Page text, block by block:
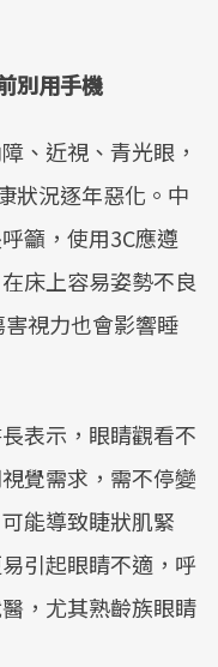
別用手機
、近視、青光眼，
狀況逐年惡化。中
籲，使用3C應遵
床上容易姿勢不良
視力也會影響睡
表示，眼睛觀看不
覺需求，需不停變
能導致睫狀肌緊
引起眼睛不適，呼
，尤其熟齡族眼睛